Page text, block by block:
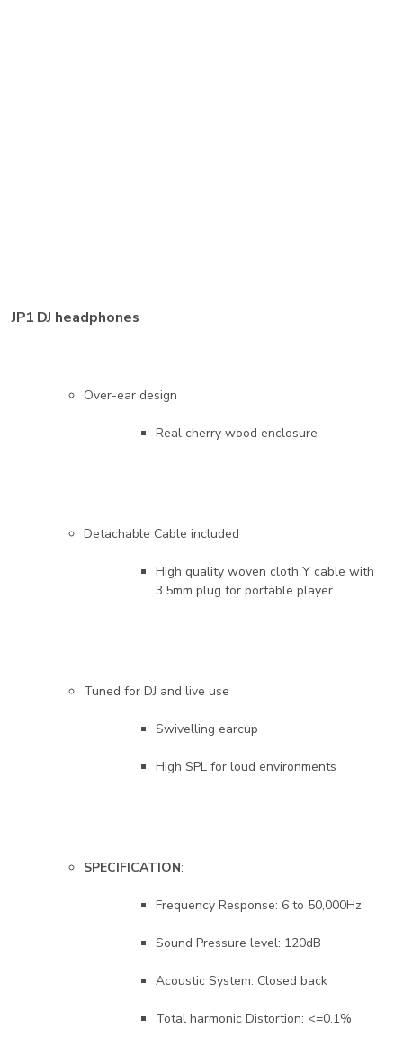
JP1 DJ headphones
Over-ear design
Real cherry wood enclosure
Detachable Cable included
High quality woven cloth Y cable with
3.5mm plug for portable player
Tuned for DJ and live use
Swivelling earcup
High SPL for loud environments
SPECIFICATION:
Frequency Response: 6 to 50,000Hz
Sound Pressure level: 120dB
Acoustic System: Closed back
Total harmonic Distortion: <=0.1%